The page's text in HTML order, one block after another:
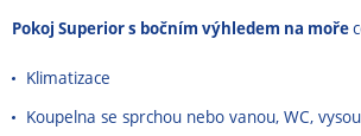
Pokoj Superior s bočním výhledem na moře
Klimatizace
Koupelna se sprchou nebo vanou, WC,